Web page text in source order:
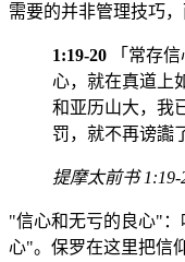
需要的并非管理技巧，
1:19-20 「常存
心，就在真道上
和亚历山大，我
罚，就不再谤讟
提摩太前书 1:19-
"信心和无亏的良心"
心"。保罗在这里把信